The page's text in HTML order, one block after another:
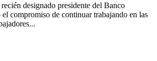
designado presidente del Banco
compromiso de continuar trabajando en las